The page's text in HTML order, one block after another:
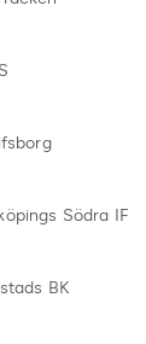
Södra IF
BK